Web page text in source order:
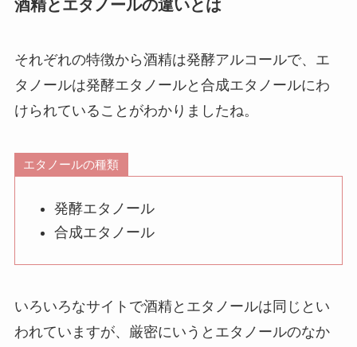
酒精とエタノールの違いとは
それぞれの特徴から酒精は発酵アルコールで、エ
タノールは発酵エタノールと合成エタノールにわ
けられていることがわかりましたね。
エタノールの種類
発酵エタノール
合成エタノール
いろいろなサイトで酒精とエタノールは同じとい
われていますが、 厳密にいうとエタノールのなか